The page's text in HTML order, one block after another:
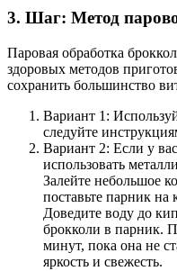
3. Шаг: Метод
Паровая обработка
здоровых методов
сохранить большинство
Вариант 1:
следуйте
Вариант 2: Если у
использовать
Залейте небольшое
поставьте парник
Доведите воду до
брокколи в парник.
минут, пока она не
яркость и свежесть.